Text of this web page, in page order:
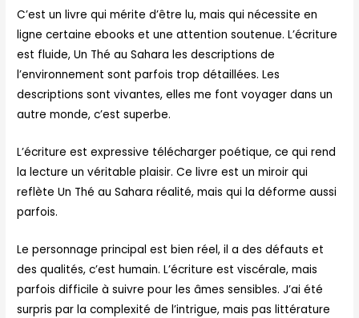
C’est un livre qui mérite d’être lu, mais qui nécessite en
ligne certaine ebooks et une attention soutenue. L’écriture
est fluide, Un Thé au Sahara les descriptions de
l’environnement sont parfois trop détaillées. Les
descriptions sont vivantes, elles me font voyager dans un
autre monde, c’est superbe.
L’écriture est expressive télécharger poétique, ce qui rend
la lecture un véritable plaisir. Ce livre est un miroir qui
reflète Un Thé au Sahara réalité, mais qui la déforme aussi
parfois.
Le personnage principal est bien réel, il a des défauts et
des qualités, c’est humain. L’écriture est viscérale, mais
parfois difficile à suivre pour les âmes sensibles. J’ai été
surpris par la complexité de l’intrigue, mais pas littérature